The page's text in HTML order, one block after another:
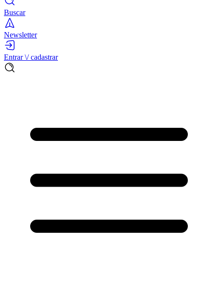
Buscar
Newsletter
Entrar \/ cadastrar